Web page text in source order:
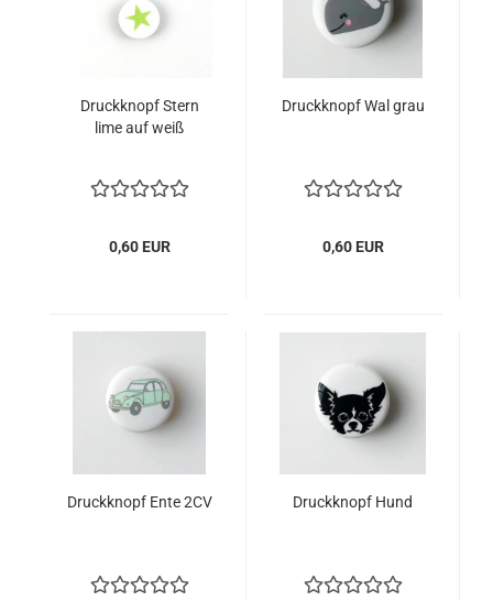
Druckknopf Stern
lime auf weiß
0,60 EUR
Druckknopf Wal grau
0,60 EUR
Druckknopf Ente 2CV Druckknopf Hund